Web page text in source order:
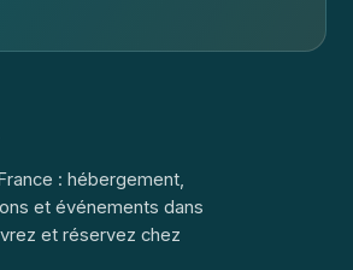
: hébergement,
et événements dans
et réservez chez